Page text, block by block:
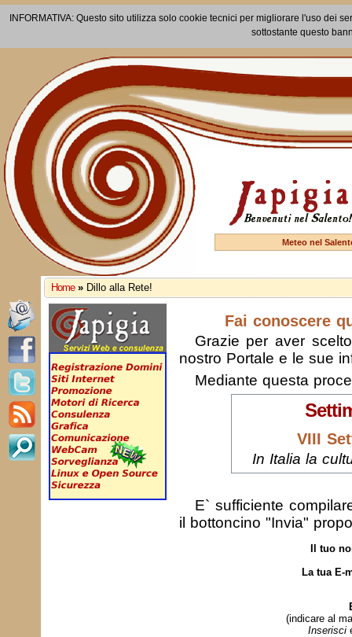
INFORMATIVA: Questo sito utilizza solo cookie tecnici per migliorare l'uso dei
sottostante questo
Meteo nel
Home » Dillo alla Rete!
Fai conoscere
Grazie per aver
nostro Portale e le sue
Mediante questa
VIII
In Italia la
E` sufficiente
il bottoncino "Invia"
Il tuo
La tua E-
(indicare al
Inserisci